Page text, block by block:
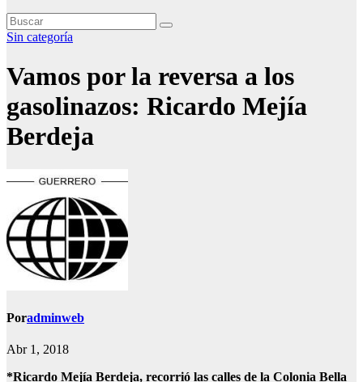
Sin categoría
Vamos por la reversa a los
gasolinazos: Ricardo Mejía
Berdeja
Poradminweb
Abr 1, 2018
*Ricardo Mejía Berdeja, recorrió las calles de la Colonia Bella